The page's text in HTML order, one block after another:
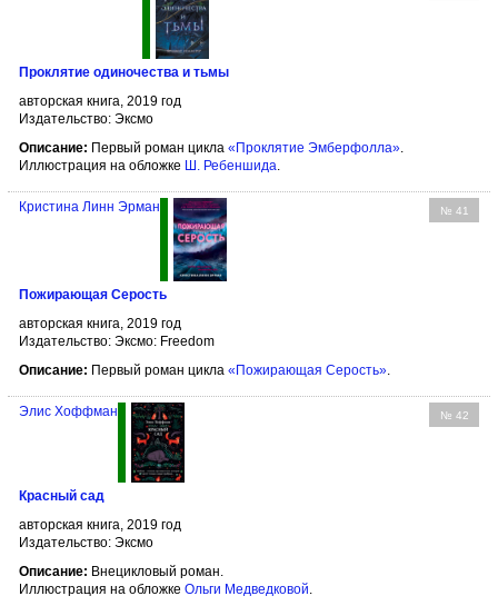
Проклятие одиночества и тьмы
авторская книга, 2019 год
Издательство: Эксмо
Описание: Первый роман цикла «Проклятие Эмберфолла»
Иллюстрация на обложке Ш. Ребеншида
№ 41
Кристина Линн Эрман
Пожирающая Серость
авторская книга, 2019 год
Издательство: Эксмо: Freedom
Описание: Первый роман цикла «Пожирающая Серость».
№ 42
Элис Хоффман
Красный сад
авторская книга, 2019 год
Издательство: Эксмо
Описание: Внецикловый роман.
Иллюстрация на обложке Ольги Медведковой.